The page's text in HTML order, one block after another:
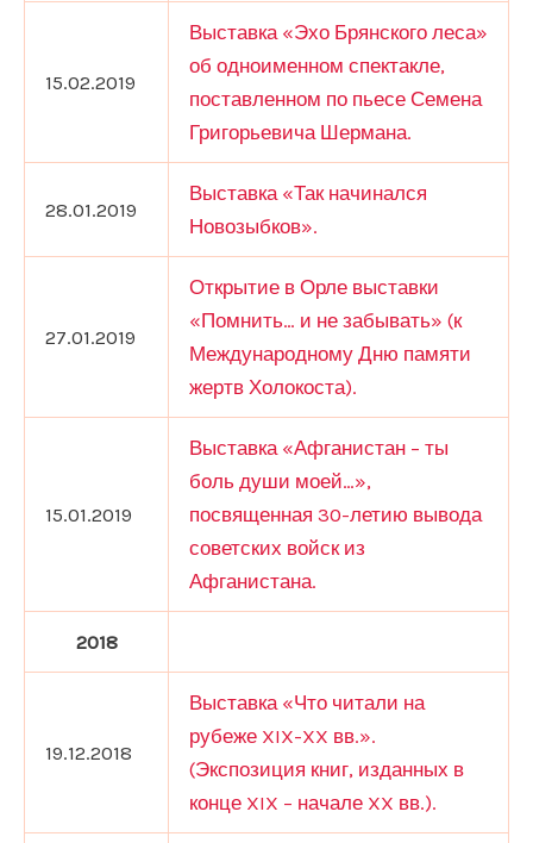
15.02.2019
Выставка «Эхо Брянского леса»
об одноименном спектакле,
поставленном по пьесе Семена
Григорьевича Шермана.
28.01.2019
Выставка «Так начинался
Новозыбков».
27.01.2019
Открытие в Орле выставки
«Помнить… и не забывать» (к
Международному Дню памяти
жертв Холокоста).
15.01.2019
Выставка «Афганистан – ты
боль души моей…»,
посвященная 30-летию вывода
советских войск из
Афганистана.
2018
19.12.2018
Выставка «Что читали на
рубеже XIX-XX вв.».
(Экспозиция книг, изданных в
конце XIX – начале XX вв.).